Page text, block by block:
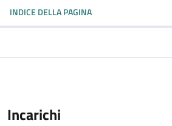
INDICE DELLA PAGINA
Incarichi